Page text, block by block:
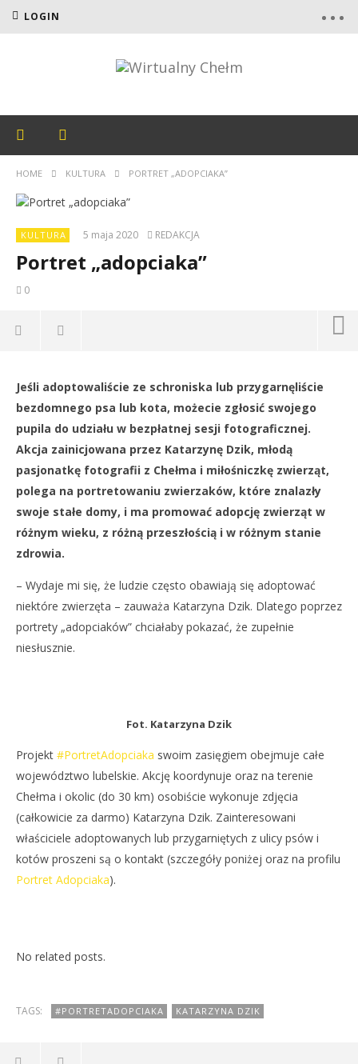
LOGIN
HOME KULTURA PORTRET „ADOPCIAKA”
KULTURA 5 maja 2020 REDAKCJA
Portret „adopciaka”
0
maja
2020
REDAKCJA
Jeśli adoptowaliście ze schroniska lub przygarnęliście
bezdomnego psa lub kota, możecie zgłosić swojego
pupila do udziału w bezpłatnej sesji fotograficznej.
Akcja zainicjowana przez Katarzynę Dzik, młodą
pasjonatkę fotografii z Chełma i miłośniczkę zwierząt,
polega na portretowaniu zwierzaków, które znalazły
swoje stałe domy, i ma promować adopcję zwierząt w
różnym wieku, z różną przeszłością i w różnym stanie
zdrowia.
– Wydaje mi się, że ludzie często obawiają się adoptować
niektóre zwierzęta – zauważa Katarzyna Dzik. Dlatego poprzez
portrety „adopciaków” chciałaby pokazać, że zupełnie
niesłusznie.
Fot. Katarzyna Dzik
Projekt #PortretAdopciaka swoim zasięgiem obejmuje całe
województwo lubelskie. Akcję koordynuje oraz na terenie
Chełma i okolic (do 30 km) osobiście wykonuje zdjęcia
(całkowicie za darmo) Katarzyna Dzik. Zainteresowani
właściciele adoptowanych lub przygarniętych z ulicy psów i
kotów proszeni są o kontakt (szczegóły poniżej oraz na profilu
Portret Adopciaka).
No related posts.
TAGS: #PORTRETADOPCIAKA KATARZYNA DZIK